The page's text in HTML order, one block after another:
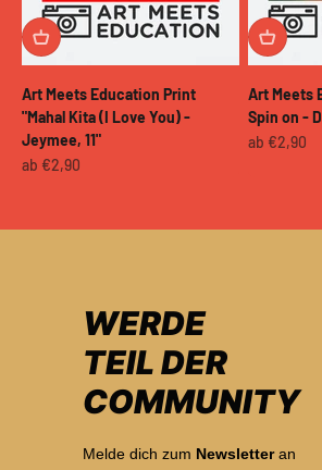
Art Meets Education Print
"Mahal Kita (I Love You) -
Jeymee, 11"
Angebot
ab €2,90
Art Meets
Spin on -
Angebot
ab €2,90
WERDE
TEIL DER
COMMUNITY
Melde dich zum Newsletteran